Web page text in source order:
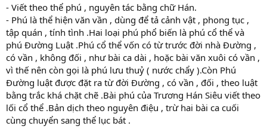
- Viết theo thể phú , nguyên tác bằng chữ Hán.
- Phú là thể hiện văn vần , dùng để tả cảnh vật , phong tục ,
tập quán , tính tình .Hai loại phú phổ biến là phú cổ thể và
phú Đường Luật .Phú cổ thể vốn có từ trước đời nhà Đường ,
có vần , không đối , như bài ca dài , hoặc bài văn xuôi có vần ,
vì thế nên còn gọi là phú lưu thuỷ ( nước chẩy ).Còn Phú
Đường luật được đặt ra từ đời Đường , có vần , đối , theo luật
bằng trắc khá chặt chẽ .Bài phú của Trương Hán Siêu viết theo
lối cổ thể .Bản dịch theo nguyên điệu , trừ hai bài ca cuối
cùng chuyển sang thể lục bát .